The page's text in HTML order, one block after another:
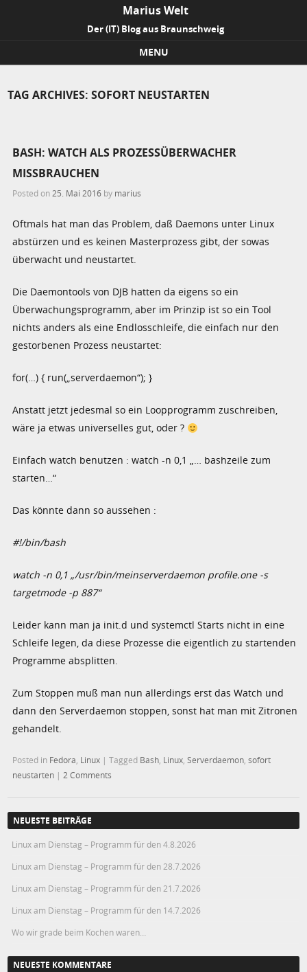
Marius Welt
Der (IT) Blog aus Braunschweig
MENU
TAG ARCHIVES:SOFORT NEUSTARTEN
BASH: WATCH ALS PROZESSÜBERWACHER
MISSBRAUCHEN
Posted on 25. Mai 2016 by marius
Oftmals hat man das Problem, daß Daemons unter Linux
abstürzen und es keinen Masterprozess gibt, der sowas
überwacht und neustartet.
Die Daemontools von DJB hatten da eigens so ein
Überwachungsprogramm, aber im Prinzip ist so ein Tool
nichts anders als eine Endlosschleife, die einfach nur den
gestorbenen Prozess neustartet:
for(…) { run(„serverdaemon“); }
Anstatt jetzt jedesmal so ein Loopprogramm zuschreiben,
wäre ja etwas universelles gut, oder ?
Einfach watch benutzen : watch -n 0,1 „… bashzeile zum
starten…“
Das könnte dann so aussehen :
#!/bin/bash
watch -n 0,1 „/usr/bin/meinserverdaemon profile.one -s
targetmode -p 887“
Leider kann man ja init.d und systemctl Starts nicht in eine
Schleife legen, da diese Prozesse die eigentlich zu startenden
Programme absplitten.
Zum Stoppen muß man nun allerdings erst das Watch und
dann den Serverdaemon stoppen, sonst hat man mit Zitronen
gehandelt.
Posted in Fedora Linux |Tagged Bash Linux ,Serverdaemon ,sofort
neustarten | 2 Comments
NEUESTE BEITRÄGE
Linux am Dienstag – Programm für den 4.8.2026
Linux am Dienstag – Programm für den 28.7.2026
Linux am Dienstag – Programm für den 21.7.2026
Linux am Dienstag – Programm für den 14.7.2026
Wo wir grade beim Kochen waren…
NEUESTE KOMMENTARE